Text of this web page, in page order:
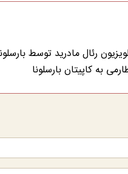
رئال مادرید توسط
به کاپیتان بارسلونا